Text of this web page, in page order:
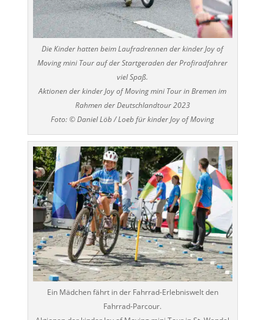
Die Kinder hatten beim Laufradrennen der kinder Joy of
Moving mini Tour auf der Startgeraden der Profiradfahrer
viel Spaß.
Aktionen der kinder Joy of Moving mini Tour in Bremen im
Rahmen der Deutschlandtour 2023
Foto: © Daniel Löb / Loeb für kinder Joy of Moving
Ein Mädchen fährt in der Fahrrad-Erlebniswelt den
Fahrrad-Parcour.